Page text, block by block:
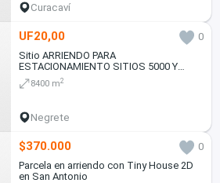
Curacaví
UF20,00
0
Sitio ARRIENDO PARA
ESTACIONAMIENTO SITIOS 5000 Y
10.000 MTS2
8400 m2
Negrete
$370.000
0
Parcela en arriendo con Tiny House 2D
en San Antonio